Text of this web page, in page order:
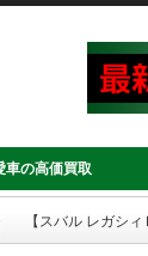
車の高価買取
【スバル レガシ